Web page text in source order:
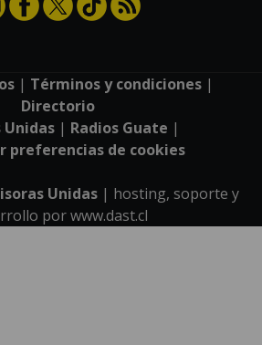
| Términos y condiciones|
Directorio
Unidas | Radios Guate |
preferencias de cookies
Unidas| hosting, soporte y
porwww.dast.cl